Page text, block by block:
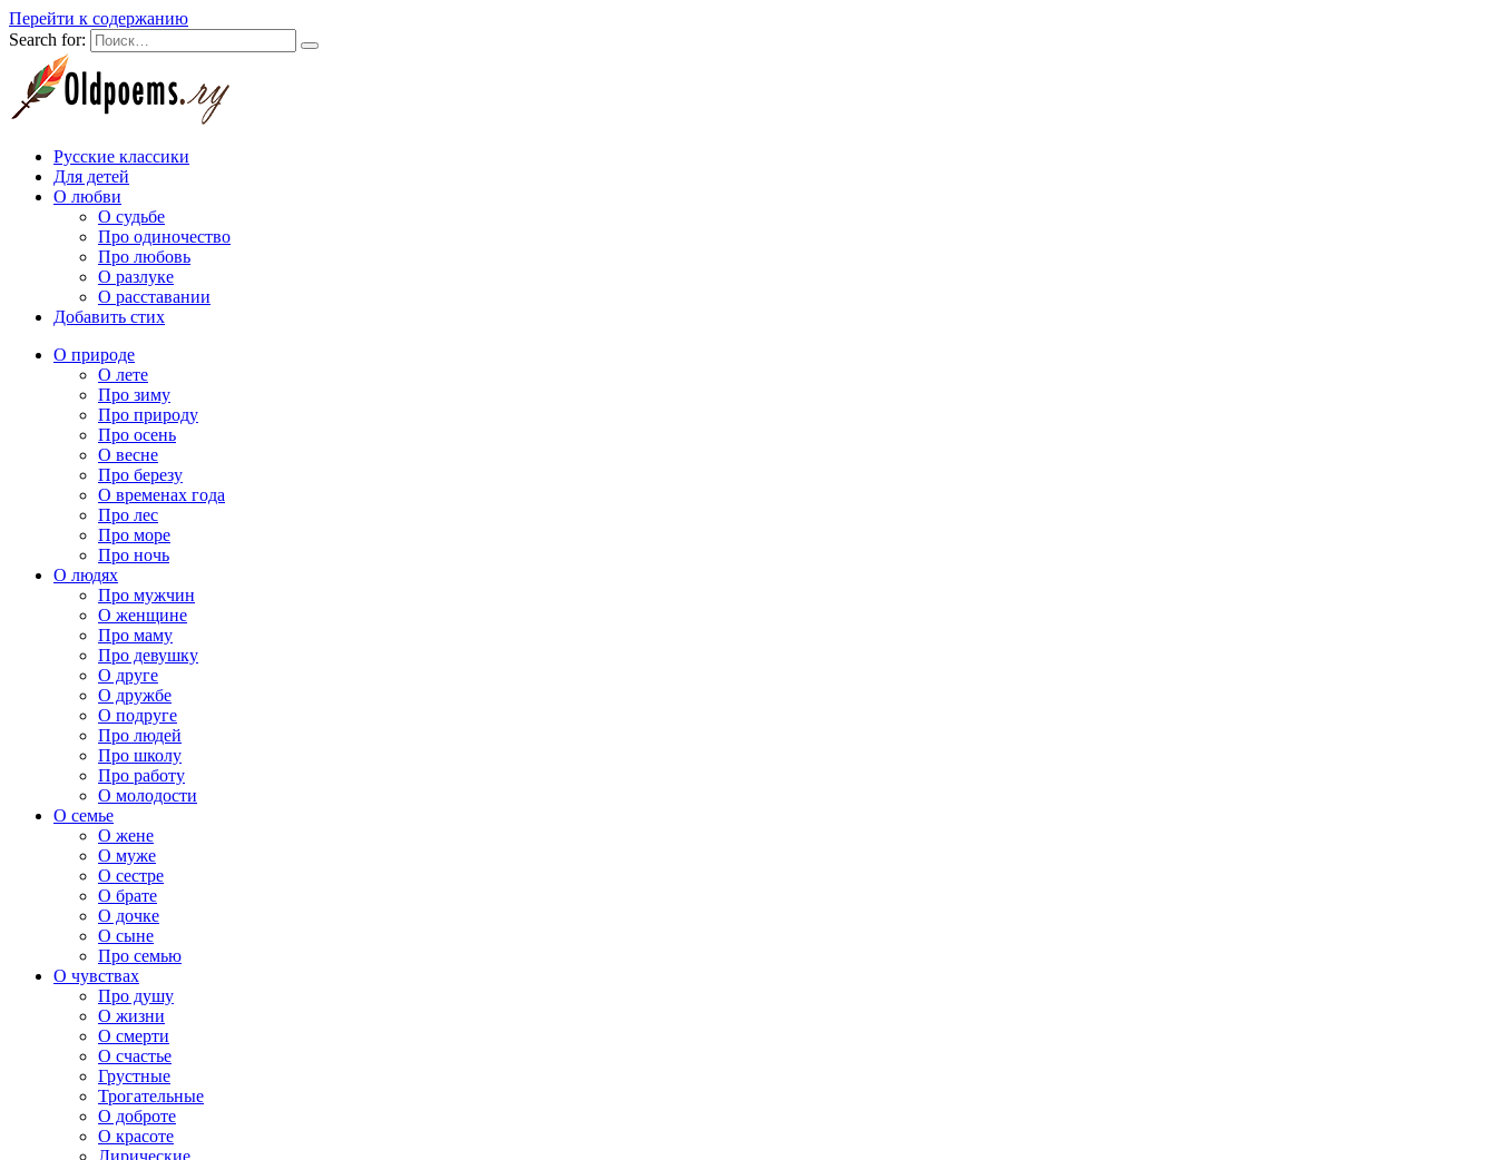
Перейти к содержанию
Search for:
Русские классики
Для детей
О любви
О судьбе
Про одиночество
Про любовь
О разлуке
О расставании
Добавить стих
О природе
О лете
Про зиму
Про природу
Про осень
О весне
Про березу
О временах года
Про лес
Про море
Про ночь
О людях
Про мужчин
О женщине
Про маму
Про девушку
О друге
О дружбе
О подруге
Про людей
Про школу
Про работу
О молодости
О семье
О жене
О муже
О сестре
О брате
О дочке
О сыне
Про семью
О чувствах
Про душу
О жизни
О смерти
О счастье
Грустные
Трогательные
О доброте
О красоте
Лирические